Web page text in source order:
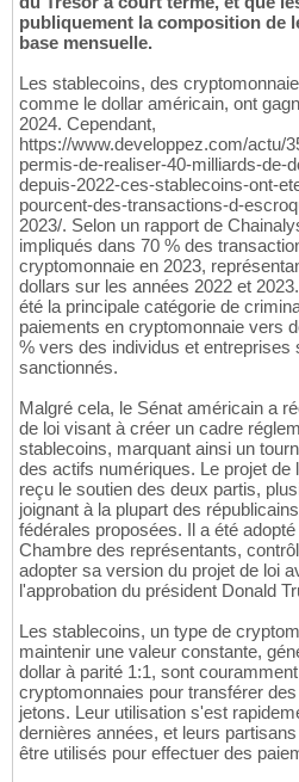
publiquement la composition de
base mensuelle.
Les stablecoins, des
comme le dollar américain, ont
2024. Cependant,
https://www.developpez.com/actu/
permis-de-realiser-40-milliards-de-
depuis-2022-ces-stablecoins-ont-
pourcent-des-transactions-d-
2023/. Selon un rapport de
impliqués dans 70 % des
cryptomonnaie en 2023,
dollars sur les années 2022 et
été la principale catégorie de
paiements en cryptomonnaie vers
% vers des individus et entreprises
sanctionnés.
Malgré cela, le Sénat américain a
de loi visant à créer un cadre
stablecoins, marquant ainsi un
des actifs numériques. Le projet de
reçu le soutien des deux partis,
joignant à la plupart des
fédérales proposées. Il a été
Chambre des représentants,
adopter sa version du projet de loi
l'approbation du président Donald
Les stablecoins, un type de
maintenir une valeur constante,
dollar à parité 1:1, sont
cryptomonnaies pour transférer
jetons. Leur utilisation s'est
dernières années, et leurs
être utilisés pour effectuer des